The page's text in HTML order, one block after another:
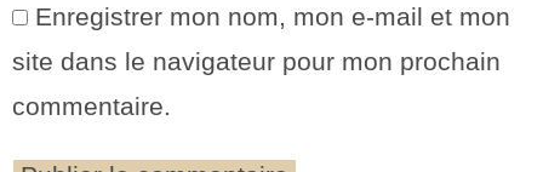
Enregistrer mon nom, mon e-mail et mon
site dans le navigateur pour mon prochain
commentaire.